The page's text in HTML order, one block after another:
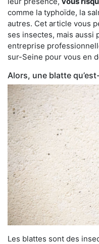
comme la typhoïde, la
autres. Cet article vous
ses insectes, mais aussi
entreprise
sur-Seine pour vous en
Alors, une blatte
Les blattes sont des